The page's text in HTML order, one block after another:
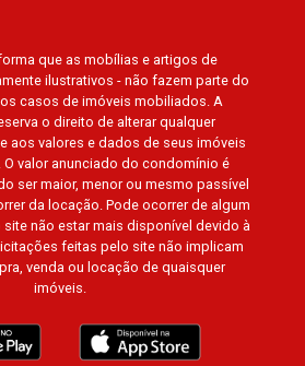
que as mobílias e artigos de
ilustrativos - não fazem parte do
casos de imóveis mobiliados. A
o direito de alterar qualquer
aos valores e dados de seus imóveis
O valor anunciado do condomínio é
ser maior, menor ou mesmo passível
da locação. Pode ocorrer de algum
não estar mais disponível devido à
feitas pelo site não implicam
venda ou locação de quaisquer
imóveis.